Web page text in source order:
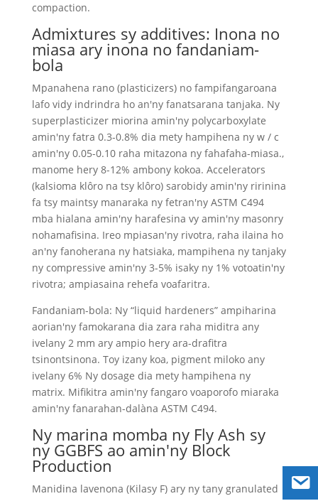
compaction.
Admixtures sy additives: Inona no
miasa ary inona no fandaniam-
bola
Mpanahena rano (plasticizers) no fampifangaroana
lafo vidy indrindra ho an'ny fanatsarana tanjaka. Ny
superplasticizer miorina amin'ny polycarboxylate
amin'ny fatra 0.3-0.8% dia mety hampihena ny w / c
amin'ny 0.05-0.10 raha mitazona ny fahafaha-miasa.,
manome hery 8-12% ambony kokoa. Accelerators
(kalsioma klôro na tsy klôro) sarobidy amin'ny ririnina
fa tsy maintsy manaraka ny fetran'ny ASTM C494
mba hialana amin'ny harafesina vy amin'ny masonry
nohamafisina. Ireo mpiasan'ny rivotra, raha ilaina ho
an'ny fanoherana ny hatsiaka, mampihena ny tanjaky
ny compressive amin'ny 3-5% isaky ny 1% votoatin'ny
rivotra; ampiasaina rehefa voafaritra.
Fandaniam-bola: Ny “liquid hardeners” ampiharina
aorian'ny famokarana dia zara raha miditra any
ivelany 2 mm ary ampio hery ara-drafitra
tsinontsinona. Toy izany koa, pigment miloko any
ivelany 6% Ny dosage dia mety hampihena ny
matrix. Mifikitra amin'ny fangaro voaporofo miaraka
amin'ny fanarahan-dalàna ASTM C494.
Ny marina momba ny Fly Ash sy
ny GGBFS ao amin'ny Block
Production
Manidina lavenona (Kilasy F) ary ny tany granulated